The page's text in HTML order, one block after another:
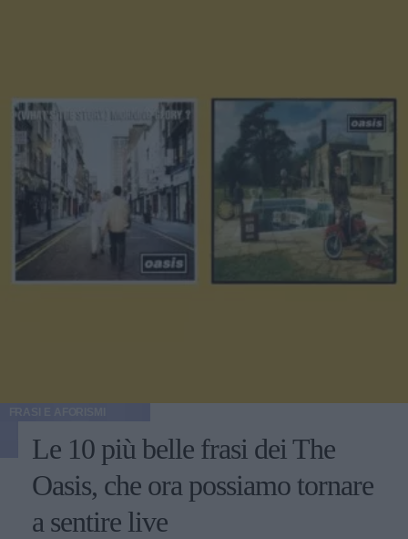
Le 10 più belle frasi dei The
Oasis, che ora possiamo tornare
a sentire live